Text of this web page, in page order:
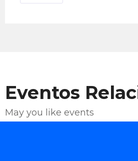
Eventos
May you like events